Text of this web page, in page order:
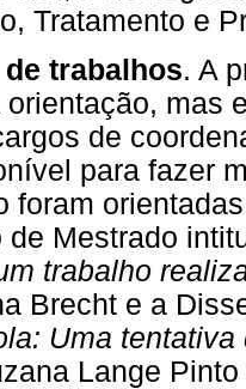
Tratamento e
trabalhos. A
mas
de
para fazer
foram
de Mestrado
trabalho
Brecht e a
Uma
Lange